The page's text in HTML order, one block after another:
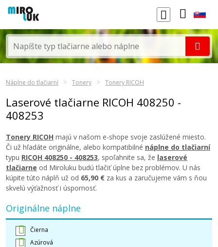
Náplne do tlačiarní Tonery Tonery RICOH
Laserové tlačiarne RICOH 408250 -
408253
Tonery RICOH majú v našom e-shope svoje zaslúžené miesto.
Či už hľadáte originálne, alebo kompatibilné náplne do tlačiarní
typu RICOH 408250 - 408253, spoľahnite sa, že laserové
tlačiarne od Miroluku budú tlačiť úplne bez problémov. U nás
kúpite túto náplň už od 65,90 € za kus a zaručujeme vám s ňou
skvelú výťažnosť i úspornosť.
Originálne náplne
Čierna
Azúrová